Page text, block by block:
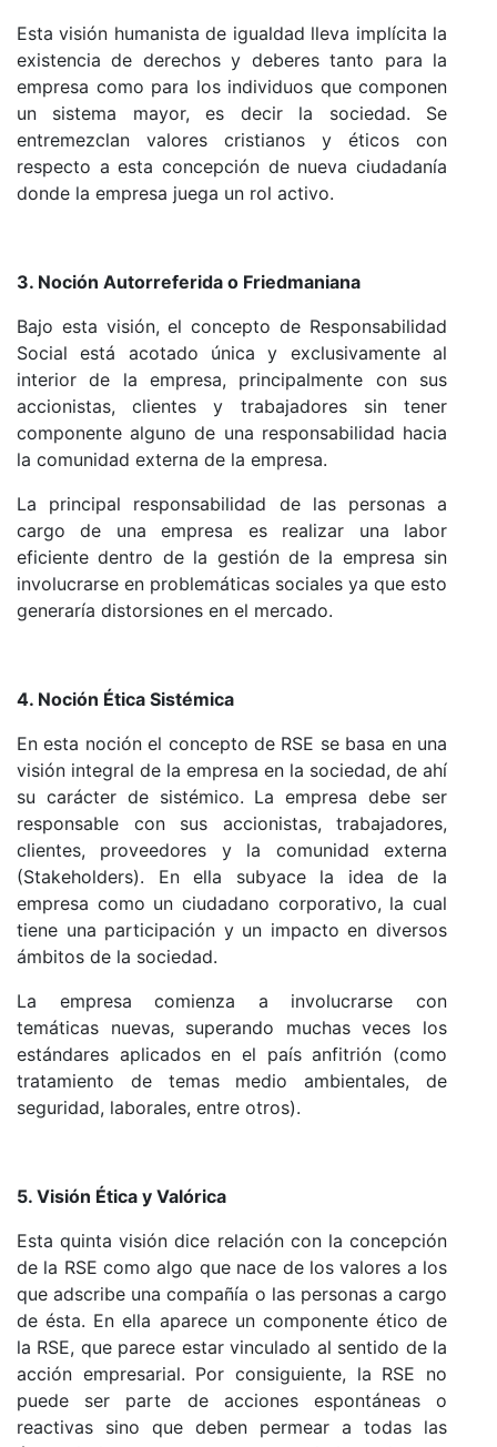
Esta visión humanista de igualdad lleva implícita la
existencia de derechos y deberes tanto para la
empresa como para los individuos que componen
un sistema mayor, es decir la sociedad. Se
entremezclan valores cristianos y éticos con
respecto a esta concepción de nueva ciudadanía
donde la empresa juega un rol activo.
3. Noción Autorreferida o Friedmaniana
Bajo esta visión, el concepto de Responsabilidad
Social está acotado única y exclusivamente al
interior de la empresa, principalmente con sus
accionistas, clientes y trabajadores sin tener
componente alguno de una responsabilidad hacia
la comunidad externa de la empresa.
La principal responsabilidad de las personas a
cargo de una empresa es realizar una labor
eficiente dentro de la gestión de la empresa sin
involucrarse en problemáticas sociales ya que esto
generaría distorsiones en el mercado.
4. Noción Ética Sistémica
En esta noción el concepto de RSE se basa en una
visión integral de la empresa en la sociedad, de ahí
su carácter de sistémico. La empresa debe ser
responsable con sus accionistas, trabajadores,
clientes, proveedores y la comunidad externa
(Stakeholders). En ella subyace la idea de la
empresa como un ciudadano corporativo, la cual
tiene una participación y un impacto en diversos
ámbitos de la sociedad.
La empresa comienza a involucrarse con
temáticas nuevas, superando muchas veces los
estándares aplicados en el país anfitrión (como
tratamiento de temas medio ambientales, de
seguridad, laborales, entre otros).
5. Visión Ética y Valórica
Esta quinta visión dice relación con la concepción
de la RSE como algo que nace de los valores a los
que adscribe una compañía o las personas a cargo
de ésta. En ella aparece un componente ético de
la RSE, que parece estar vinculado al sentido de la
acción empresarial. Por consiguiente, la RSE no
puede ser parte de acciones espontáneas o
reactivas sino que deben permear a todas las